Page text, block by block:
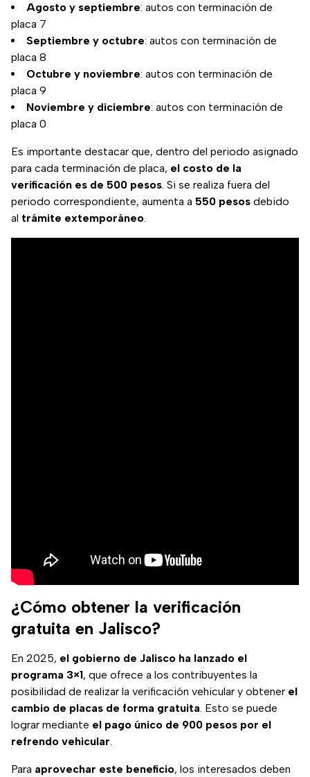
Agosto y septiembre: autos con terminación de
placa 7
Septiembre y octubre: autos con terminación de
placa 8
Octubre y noviembre: autos con terminación de
placa 9
Noviembre y diciembre: autos con terminación de
placa 0
Es importante destacar que, dentro del periodo asignado
para cada terminación de placa, el costo de la
verificación es de 500 pesos. Si se realiza fuera del
periodo correspondiente, aumenta a 550 pesos debido
al trámite extemporáneo.
¿Cómo obtener la verificación
gratuita en Jalisco?
En 2025, el gobierno de Jalisco ha lanzado el
programa 3×1, que ofrece a los contribuyentes la
posibilidad de realizar la verificación vehicular y obtener el
cambio de placas de forma gratuita. Esto se puede
lograr mediante el pago único de 900 pesos por el
refrendo vehicular.
Para aprovechar este beneficio, los interesados deben